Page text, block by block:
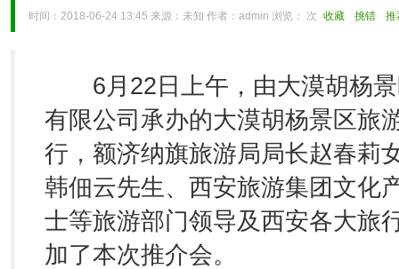
时间：2018-06-24 13:45 来源：未知 作者：admin 浏览： 次 收藏 挑错 推
6月22日上午，由大漠胡杨景
有限公司承办的大漠胡杨景区旅
行，额济纳旗旅游局局长赵春莉
韩佃云先生、西安旅游集团文化
士等旅游部门领导及西安各大旅
加了本次推介会。